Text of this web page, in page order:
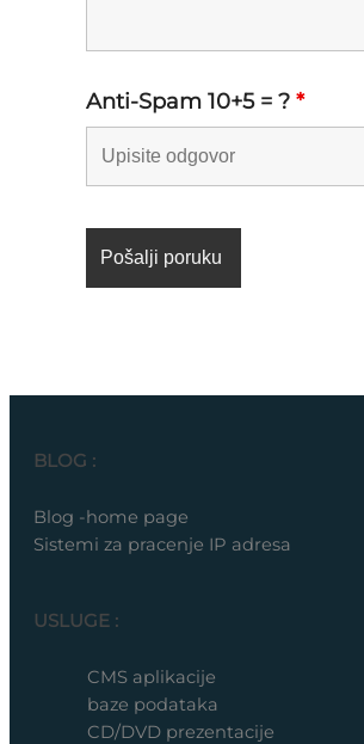
Anti-Spam 10+5 = ?*
BLOG :
Blog -home page
Sistemi za pracenje IP adresa
USLUGE :
CMS aplikacije
baze podataka
CD/DVD prezentacije